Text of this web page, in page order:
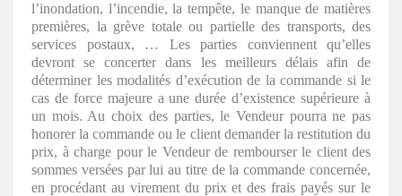
l’inondation, l’incendie, la tempête, le manque de matières
premières, la grève totale ou partielle des transports, des
services postaux, … Les parties conviennent qu’elles
devront se concerter dans les meilleurs délais afin de
déterminer les modalités d’exécution de la commande si le
cas de force majeure a une durée d’existence supérieure à
un mois. Au choix des parties, le Vendeur pourra ne pas
honorer la commande ou le client demander la restitution du
prix, à charge pour le Vendeur de rembourser le client des
sommes versées par lui au titre de la commande concernée,
en procédant au virement du prix et des frais payés sur le